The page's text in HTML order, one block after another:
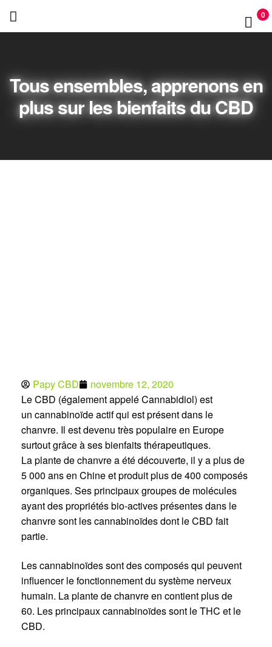
0
Tous ensembles, apprenons en
plus sur les bienfaits du CBD
Papy CBD
novembre 12, 2020
Le CBD (également appelé Cannabidiol) est
un cannabinoïde actif qui est présent dans le
chanvre. Il est devenu très populaire en Europe
surtout grâce à ses bienfaits thérapeutiques.
La plante de chanvre a été découverte, il y a plus de
5 000 ans en Chine et produit plus de 400 composés
organiques. Ses principaux groupes de molécules
ayant des propriétés bio-actives présentes dans le
chanvre sont les cannabinoïdes dont le CBD fait
partie.
Les cannabinoïdes sont des composés qui peuvent
influencer le fonctionnement du système nerveux
humain. La plante de chanvre en contient plus de
60. Les principaux cannabinoïdes sont le THC et le
CBD.